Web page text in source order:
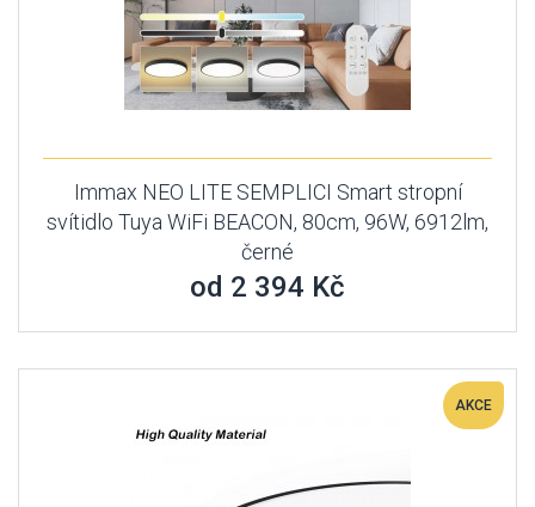
Immax NEO LITE SEMPLICI Smart stropní
svítidlo Tuya WiFi BEACON, 80cm, 96W, 6912lm,
černé
od 2 394 Kč
AKCE